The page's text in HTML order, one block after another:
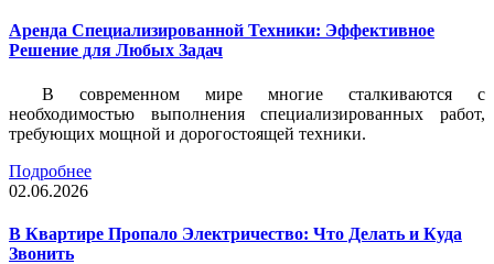
Аренда Специализированной Техники: Эффективное
Решение для Любых Задач
В современном мире многие сталкиваются с
необходимостью выполнения специализированных работ,
требующих мощной и дорогостоящей техники.
Подробнее
02.06.2026
В Квартире Пропало Электричество: Что Делать и Куда
Звонить